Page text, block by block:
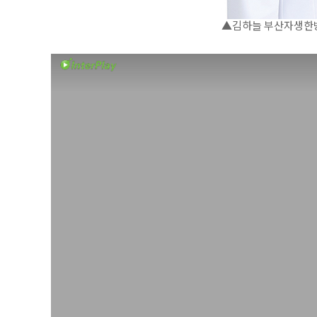
▲김하늘 부산자생한